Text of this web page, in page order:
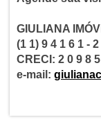
GIULIANA
(1 1) 9 4 1 6 1 -
CRECI: 2 0 9 8
e-mail: